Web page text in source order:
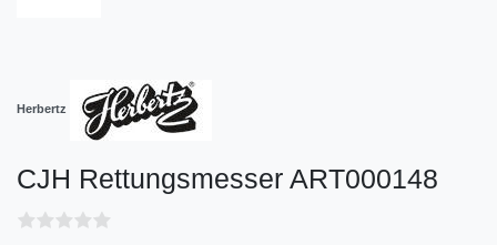
Herbertz
CJH Rettungsmesser ART000148